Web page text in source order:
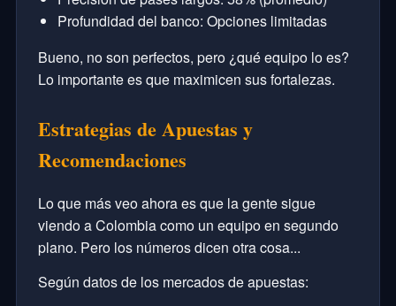
Profundidad del banco: Opciones limitadas
Bueno, no son perfectos, pero ¿qué equipo lo es?
Lo importante es que maximicen sus fortalezas.
Estrategias de Apuestas y
Recomendaciones
Lo que más veo ahora es que la gente sigue
viendo a Colombia como un equipo en segundo
plano. Pero los números dicen otra cosa...
Según datos de los mercados de apuestas: